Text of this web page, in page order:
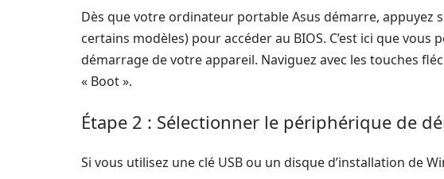
Dès que votre ordinateur portable Asus démarre, appuyez
certains modèles) pour accéder au BIOS. C’est ici que
démarrage de votre appareil. Naviguez avec les touches
« Boot ».
Étape 2 : Sélectionner le périphérique de
Si vous utilisez une clé USB ou un disque d’installation de